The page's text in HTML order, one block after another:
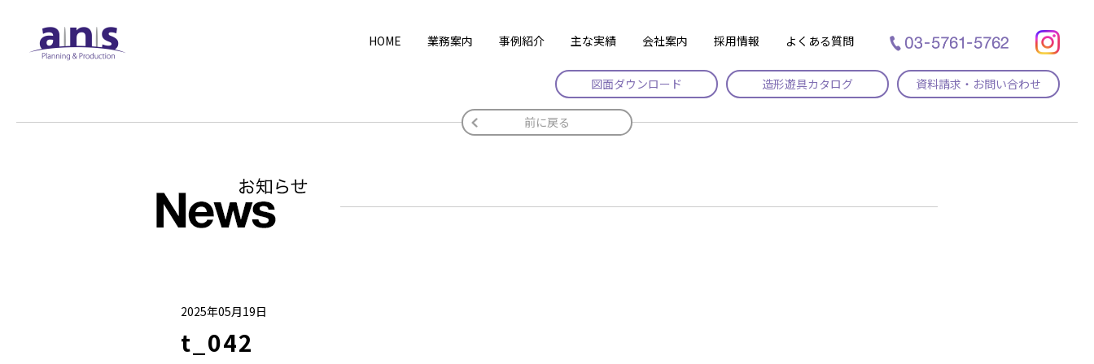
HOME 業務案内 事例紹介 主な実績 会社案内 採用情報 よくある質問
図面ダウンロード 造形遊具カタログ 資料請求・お問い合わせ
前に戻る
2025年05月19日
t_042